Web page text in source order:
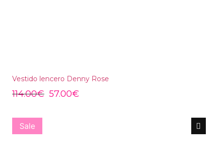
Vestido lencero Denny Rose
114.00€ 57.00€
Sale